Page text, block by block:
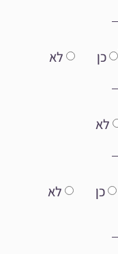
כן לא
לא
כן לא